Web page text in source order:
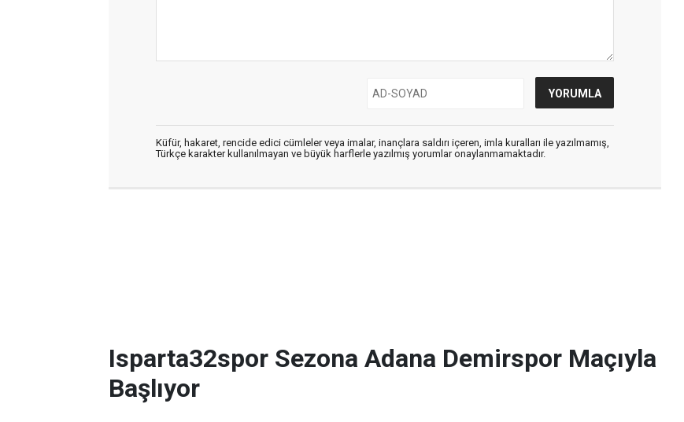
Küfür, hakaret, rencide edici cümleler veya imalar, inançlara saldırı içeren, imla kuralları ile yazılmamış,
Türkçe karakter kullanılmayan ve büyük harflerle yazılmış yorumlar onaylanmamaktadır.
Isparta32spor Sezona Adana Demirspor Maçıyla
Başlıyor